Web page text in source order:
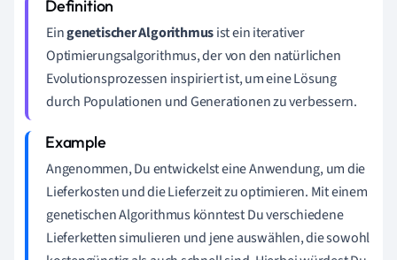
Eingenetischer Algorithmusist ein iterativer
Optimierungsalgorithmus, der von den natürlichen
Evolutionsprozessen inspiriert ist, um eine Lösung
durch Populationen und Generationen zu verbessern.
Angenommen, Du entwickelst eine Anwendung, um die
Lieferkosten und die Lieferzeit zu optimieren. Mit einem
genetischen Algorithmus könntest Du verschiedene
Lieferketten simulieren und jene auswählen, die sowohl